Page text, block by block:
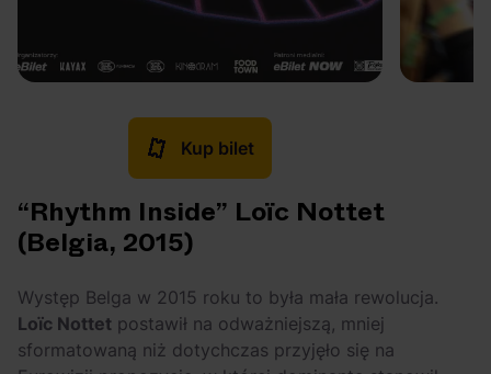
Kup bilet
“Rhythm Inside” Loïc Nottet
(Belgia, 2015)
Występ Belga w 2015 roku to była mała rewolucja.
Loïc Nottet postawił na odważniejszą, mniej
sformatowaną niż dotychczas przyjęło się na